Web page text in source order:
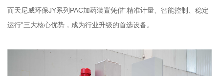
而天尼威环保JY系列PAC加药装置凭借“精准计量、智能控制、稳定
运行”三大核心优势，成为行业升级的首选设备。